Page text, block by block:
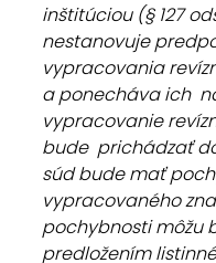
inštitúciou (§ 127
nestanovuje
vypracovania
a ponecháva ich
vypracovanie
bude  prichádzať
súd bude mať
vypracovaného
pochybnosti môžu
predložením